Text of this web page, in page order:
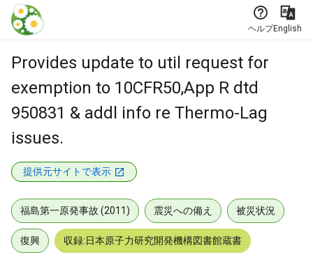
本文に飛ぶ
ヘルプEnglish
Provides update to util request for
exemption to 10CFR50,App R dtd
950831 & addl info re Thermo-Lag
issues.
提供元サイトで表示
福島第一原発事故 (2011) 震災への備え 被災状況
復興 収録:日本原子力研究開発機構図書館蔵書